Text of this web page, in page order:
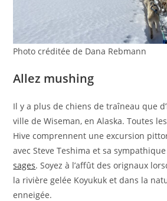
Photo créditée de Dana Rebmann
Allez mushing
Il y a plus de chiens de traîneau que
ville de Wiseman, en Alaska. Toutes
Hive comprennent une excursion
avec Steve Teshima et sa
sages. Soyez à l’affût des orignaux
la rivière gelée Koyukuk et dans la
enneigée.